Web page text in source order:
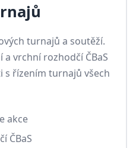
turnajů a soutěží.
a vrchní rozhodčí ČBaS
s řízením turnajů všech
akce
ČBaS